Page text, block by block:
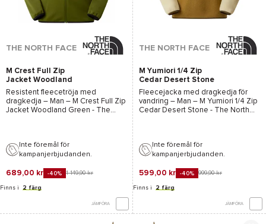
THE NORTH FACE
M Crest Full Zip
Jacket Woodland
Green
Resistent fleecetröja med
dragkedja – Man – M Crest Full Zip
Jacket Woodland Green - The
Inte föremål för
kampanjerbjudanden.
689,00 kr -40% 1 149,90 kr
Finns i 2 färg
JÄMFÖRA
THE NORTH FACE
M Yumiori 1/4 Zip
Cedar Desert Stone
Fleecejacka med dragkedja för
vandring – Man – M Yumiori 1/4 Zip
Cedar Desert Stone - The North
Inte föremål för
kampanjerbjudanden.
599,00 kr -40% 999,90 kr
Finns i 2 färg
JÄMFÖRA